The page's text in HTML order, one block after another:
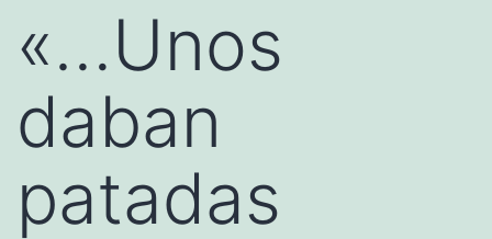
«…Unos
daban
patadas